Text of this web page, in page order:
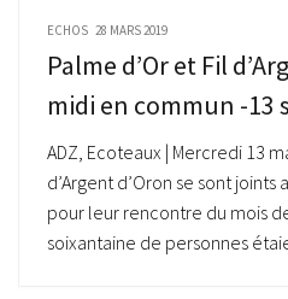
ECHOS 28 MARS 2019
Palme d’Or et Fil
midi en commun -13
ADZ, Ecoteaux | Mercredi 13
d’Argent d’Oron se sont joints
pour leur rencontre du mois
soixantaine de personnes